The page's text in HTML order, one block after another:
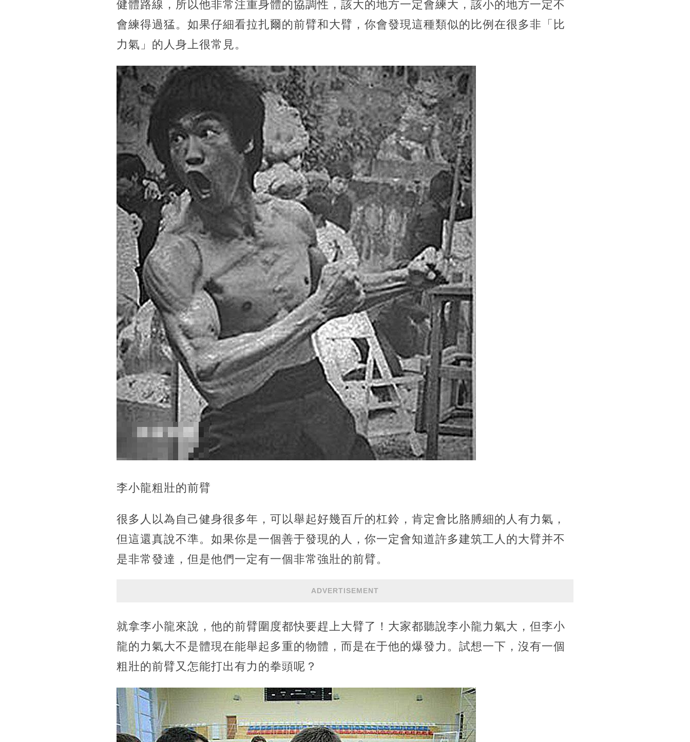
健體路線，所以他非常注重身體的協調性，該大的地方一定會練大，該小的地方一定不
會練得過猛。如果仔細看拉扎爾的前臂和大臂，你會發現這種類似的比例在很多非「比
力氣」的人身上很常見。
李小龍粗壯的前臂
很多人以為自己健身很多年，可以舉起好幾百斤的杠鈴，肯定會比胳膊細的人有力氣，
但這還真說不準。如果你是一個善于發現的人，你一定會知道許多建筑工人的大臂并不
是非常發達，但是他們一定有一個非常強壯的前臂。
ADVERTISEMENT
就拿李小龍來說，他的前臂圍度都快要趕上大臂了！大家都聽說李小龍力氣大，但李小
龍的力氣大不是體現在能舉起多重的物體，而是在于他的爆發力。試想一下，沒有一個
粗壯的前臂又怎能打出有力的拳頭呢？